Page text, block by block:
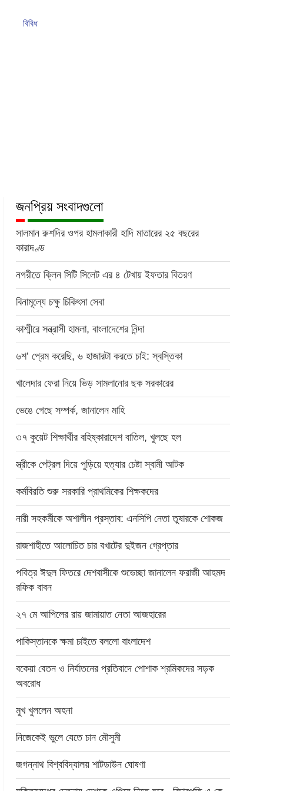
বিবিধ
জনপ্রিয় সংবাদগুলো
সালমান রুশদির ওপর হামলাকারী হাদি মাতারের ২৫ বছরের
কারাদণ্ড
নগরীতে ক্লিন সিটি সিলেট এর ৪ টেখায় ইফতার বিতরণ
বিনামূল্যে চক্ষু চিকিৎসা সেবা
কাশ্মীরে সন্ত্রাসী হামলা, বাংলাদেশের নিন্দা
৬শ’ প্রেম করেছি, ৬ হাজারটা করতে চাই: স্বস্তিকা
খালেদার ফেরা নিয়ে ভিড় সামলানোর ছক সরকারের
ভেঙে গেছে সম্পর্ক, জানালেন মাহি
৩৭ কুয়েট শিক্ষার্থীর বহিষ্কারাদেশ বাতিল, খুলছে হল
স্ত্রীকে পেট্রল দিয়ে পুড়িয়ে হত্যার চেষ্টা স্বামী আটক
কর্মবিরতি শুরু সরকারি প্রাথমিকের শিক্ষকদের
নারী সহকর্মীকে অশালীন প্রস্তাব: এনসিপি নেতা তুষারকে শোকজ
রাজশাহীতে আলোচিত চার বখাটের দুইজন গ্রেপ্তার
পবিত্র ঈদুল ফিতরে দেশবাসীকে শুভেচ্ছা জানালেন ফরাজী আহমদ
রফিক বাবন
২৭ মে আপিলের রায় জামায়াত নেতা আজহারের
পাকিস্তানকে ক্ষমা চাইতে বললো বাংলাদেশ
বকেয়া বেতন ও নির্যাতনের প্রতিবাদে পোশাক শ্রমিকদের সড়ক
অবরোধ
মুখ খুললেন অহনা
নিজেকেই ভুলে যেতে চান মৌসুমী
জগন্নাথ বিশ্ববিদ্যালয় শাটডাউন ঘোষণা